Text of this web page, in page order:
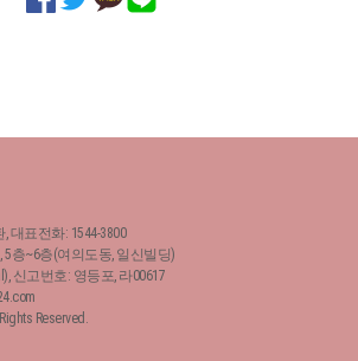
대표전화: 1544-3800
층~6층(여의도동, 일신빌딩)
신고번호: 영등포, 라00617
Reserved.